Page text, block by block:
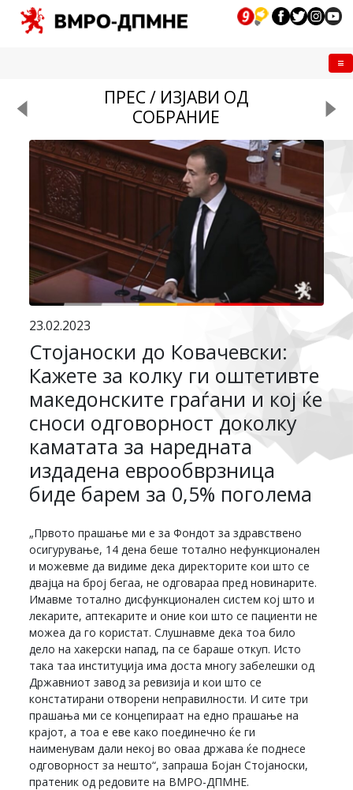
ПРЕС / ИЗЈАВИ ОД
СОБРАНИЕ
23.02.2023
Стојаноски до Ковачевски:
Кажете за колку ги оштетивте
македонските граѓани и кој ќе
сноси одговорност доколку
каматата за наредната
издадена еврообврзница
биде барем за 0,5% поголема
„Првото прашање ми е за Фондот за здравствено
осигурување, 14 дена беше тотално нефункционален
и можевме да видиме дека директорите кои што се
двајца на број бегаа, не одговараа пред новинарите.
Имавме тотално дисфункционален систем кој што и
лекарите, аптекарите и оние кои што се пациенти не
можеа да го користат. Слушнавме дека тоа било
дело на хакерски напад, па се бараше откуп. Исто
така таа институција има доста многу забелешки од
Државниот завод за ревизија и кои што се
констатирани отворени неправилности. И сите три
прашања ми се концепираат на едно прашање на
крајот, а тоа е еве како поединечно ќе ги
наименувам дали некој во оваа држава ќе поднесе
одговорност за нешто“, запраша Бојан Стојаноски,
пратеник од редовите на ВМРО-ДПМНЕ.